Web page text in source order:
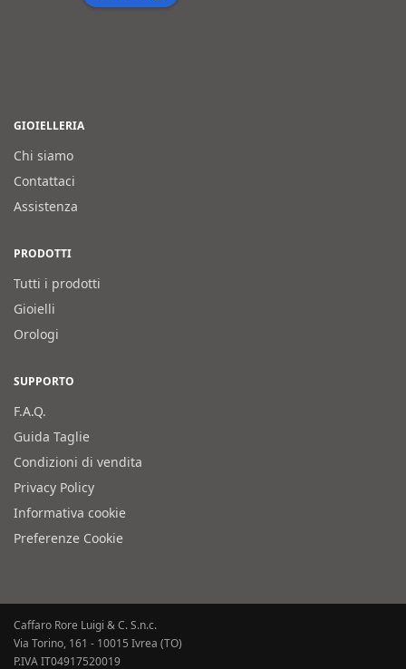
GIOIELLERIA
Chi siamo
Contattaci
Assistenza
PRODOTTI
Tutti i prodotti
Gioielli
Orologi
SUPPORTO
F.A.Q.
Guida Taglie
Condizioni di vendita
Privacy Policy
Informativa cookie
Preferenze Cookie
Caffaro Rore Luigi & C. S.n.c.
Via Torino, 161 - 10015 Ivrea (TO)
P.IVA IT04917520019